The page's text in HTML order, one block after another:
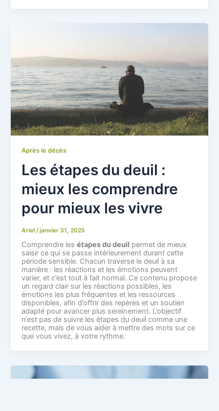
Après le décès
Les étapes du deuil :
mieux les comprendre
pour mieux les vivre
Ariel /janvier 31, 2025
Comprendre lesétapes du deuil permet de mieux
saisir ce qui se passe intérieurement durant cette
période sensible. Chacun traverse le deuil à sa
manière : les réactions et les émotions peuvent
varier, et c’est tout à fait normal. Ce contenu propose
un regard clair sur les réactions possibles, les
émotions les plus fréquentes et les ressources
disponibles, afin d’offrir des repères et un soutien
adapté pour avancer plus sereinement. L’objectif
n’est pas de suivre les étapes du deuil comme une
recette, mais de vous aider à mettre des mots sur ce
que vous vivez, à votre rythme.